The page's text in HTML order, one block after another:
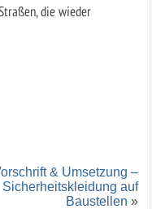
die wieder
& Umsetzung –
Sicherheitskleidung auf
Baustellen »